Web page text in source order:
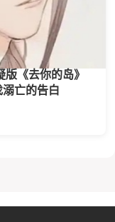
《去你的岛》
亡的告白